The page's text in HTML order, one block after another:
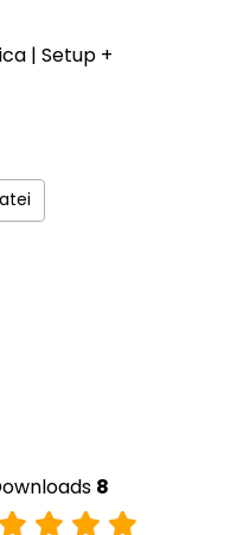
| Setup +
8